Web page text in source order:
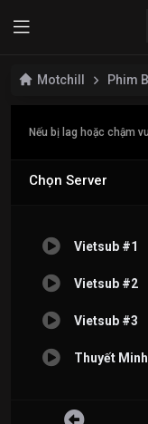
Motchill Phim
Nếu bị lag hoặc chậm
Chọn Server
Vietsub #1
Vietsub #2
Vietsub #3
Thuyết